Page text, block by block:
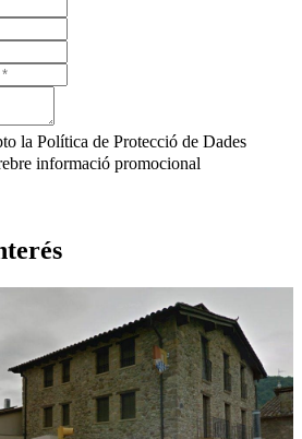
la Política de Protecció de Dades
informació promocional